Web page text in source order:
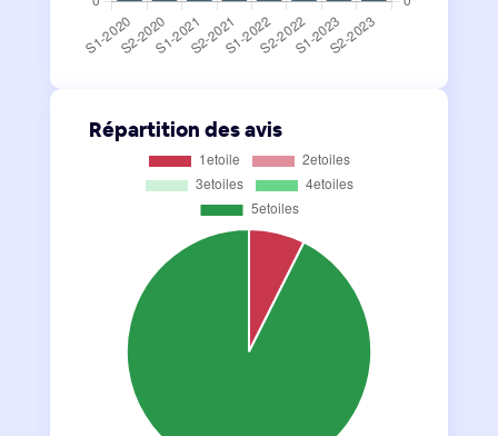
Répartition des avis